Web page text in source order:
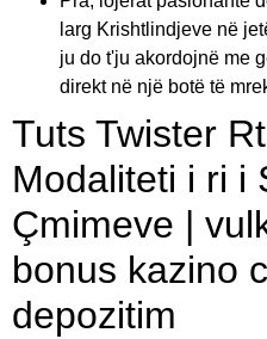
larg Krishtlindjeve në
ju do t'ju akordojnë me
direkt në një botë të
Tuts Twister
Modaliteti i ri i
Çmimeve |
bonus kazino
depozitim